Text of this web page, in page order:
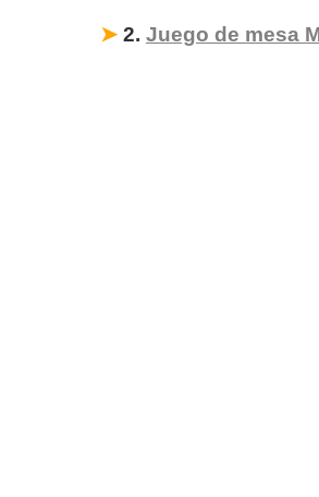
➤ 2. Juego de mesa